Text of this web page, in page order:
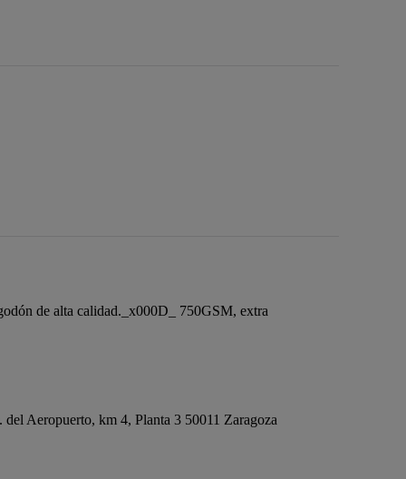
de alta calidad._x000D_ 750GSM, extra
Aeropuerto, km 4, Planta 3 50011 Zaragoza